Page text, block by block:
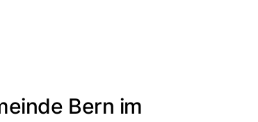
Bern im